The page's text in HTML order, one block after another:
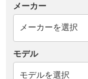
メーカー
モデル